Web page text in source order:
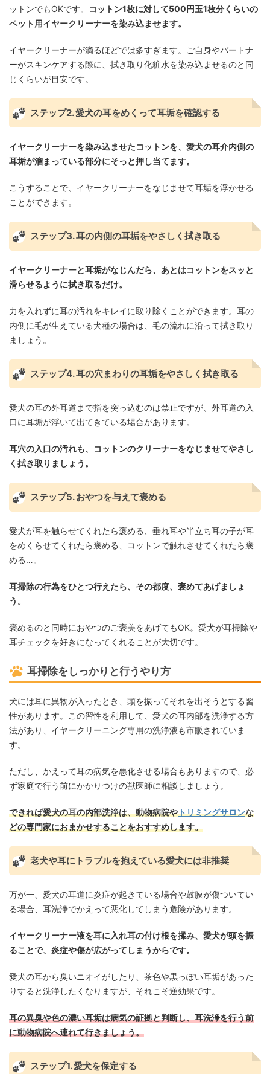
ットンでもOKです。
コットン1枚に対して500円玉1枚分くらいの
ペット用イヤークリーナーを染み込ませます。
イヤークリーナーが滴るほどでは多すぎます。ご自身やパートナ
ーがスキンケアする際に、拭き取り化粧水を染み込ませるのと同
じくらいが目安です。
ステップ2. 愛犬の耳をめくって耳垢を確認する
イヤークリーナーを染み込ませたコットンを、愛犬の耳介内側の
耳垢が溜まっている部分にそっと押し当てます。
こうすることで、イヤークリーナーをなじませて耳垢を浮かせる
ことができます。
ステップ3. 耳の内側の耳垢をやさしく拭き取る
イヤークリーナーと耳垢がなじんだら、あとはコットンをスッと
滑らせるように拭き取るだけ。
力を入れずに耳の汚れをキレイに取り除くことができます。耳の
内側に毛が生えている犬種の場合は、毛の流れに沿って拭き取り
ましょう。
ステップ4. 耳の穴まわりの耳垢をやさしく拭き取る
愛犬の耳の外耳道まで指を突っ込むのは禁止ですが、外耳道の入
口に耳垢が浮いて出てきている場合があります。
耳穴の入口の汚れも、コットンのクリーナーをなじませてやさし
く拭き取りましょう。
ステップ5. おやつを与えて褒める
愛犬が耳を触らせてくれたら褒める、垂れ耳や半立ち耳の子が耳
をめくらせてくれたら褒める、コットンで触れさせてくれたら褒
める…。
耳掃除の行為をひとつ行えたら、その都度、褒めてあげましょ
う。
褒めるのと同時におやつのご褒美をあげてもOK。愛犬が耳掃除や
耳チェックを好きになってくれることが大切です。
耳掃除をしっかりと行うやり方
犬には耳に異物が入ったとき、頭を振ってそれを出そうとする習
性があります。この習性を利用して、愛犬の耳内部を洗浄する方
法があり、イヤークリーニング専用の洗浄液も市販されていま
す。
ただし、かえって耳の病気を悪化させる場合もありますので、必
ず家庭で行う前にかかりつけの獣医師に相談しましょう。
できれば愛犬の耳の内部洗浄は、動物病院やトリミングサロンな
どの専門家におまかせすることをおすすめします。
老犬や耳にトラブルを抱えている愛犬には非推奨
万が一、愛犬の耳道に炎症が起きている場合や鼓膜が傷ついてい
る場合、耳洗浄でかえって悪化してしまう危険があります。
イヤークリーナー液を耳に入れ耳の付け根を揉み、愛犬が頭を振
ることで、炎症や傷が広がってしまうからです。
愛犬の耳から臭いニオイがしたり、茶色や黒っぽい耳垢があった
りすると洗浄したくなりますが、それこそ逆効果です。
耳の異臭や色の濃い耳垢は病気の証拠と判断し、耳洗浄を行う前
に動物病院へ連れて行きましょう。
ステップ1. 愛犬を保定する